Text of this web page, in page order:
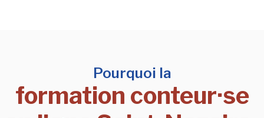
Pourquoi la
formation conteur·se